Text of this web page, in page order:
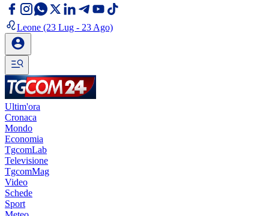
Leone (23 Lug - 23 Ago)
Ultim'ora
Cronaca
Mondo
Economia
TgcomLab
Televisione
TgcomMag
Video
Schede
Sport